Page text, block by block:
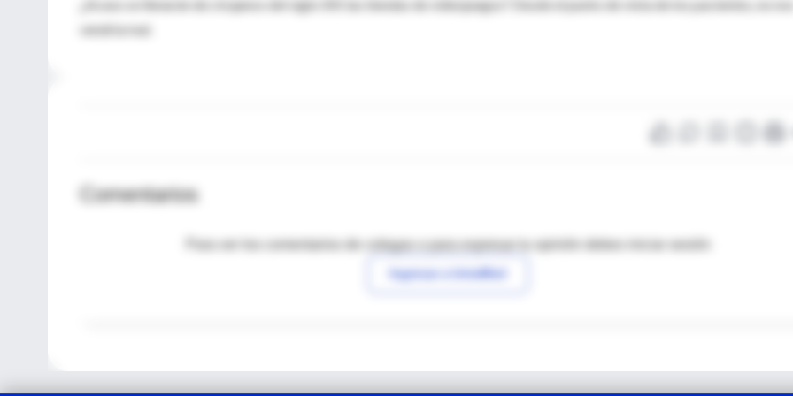
¿Acaso se llenarán de cirujanos del siglo XXI las tiendas de videojuegos? Desde el punto de vista de los pacientes, no
vendría mal.
Comentarios
Para ver los comentarios de colegas o para expresar tu opinión debes iniciar sesión
Ingresar a IntraMed